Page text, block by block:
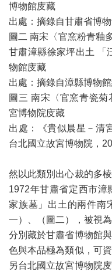
博物館庋藏
出處：摘錄自甘肅省博
圖二 南宋〈官窯粉青釉
甘肅漳縣徐家坪出土 「
物館庋藏
出處：摘錄自漳縣博物
圖三 南宋〈官窯青瓷
宮博物院庋藏
出處：《貴似晨星－清
台北國立故宮博物院，
然以此類別出心裁的多
1972年甘肅省定西市漳
家族墓」出土的兩件南
一）、（圖二），被視
分別藏於甘肅省博物館
色與本品極為類似，可
另台北國立故宮博物院